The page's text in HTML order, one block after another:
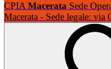
CPIA Macerata Sede
Macerata - Sede legale: via